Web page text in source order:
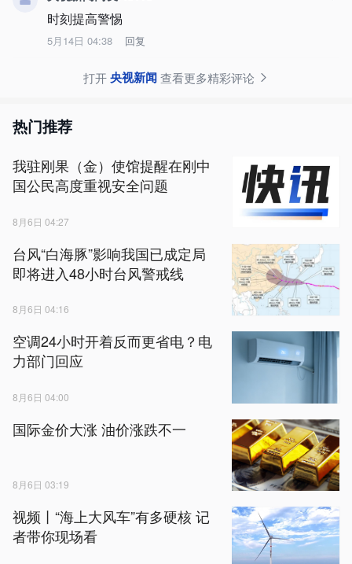
时刻提高警惕
5月14日 04:38 回复
打开央视新闻查看更多精彩评论
热门推荐
我驻刚果（金）使馆提醒在刚中
国公民高度重视安全问题
8月6日 04:27
台风“白海豚”影响我国已成定局
即将进入48小时台风警戒线
8月6日 04:16
空调24小时开着反而更省电？电
力部门回应
8月6日 04:00
国际金价大涨 油价涨跌不一
8月6日 03:19
视频丨“海上大风车”有多硬核 记
者带你现场看